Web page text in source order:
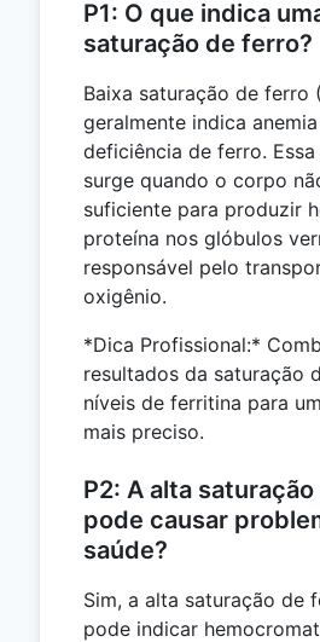
P1: O que indica
saturação de ferro?
Baixa saturação de ferro
geralmente indica
deficiência de ferro.
surge quando o corpo
suficiente para produzir
proteína nos glóbulos
responsável pelo
oxigênio.
*Dica Profissional:*
resultados da saturação
níveis de ferritina para
mais preciso.
P2: A alta
pode causar
saúde?
Sim, a alta saturação de
pode indicar